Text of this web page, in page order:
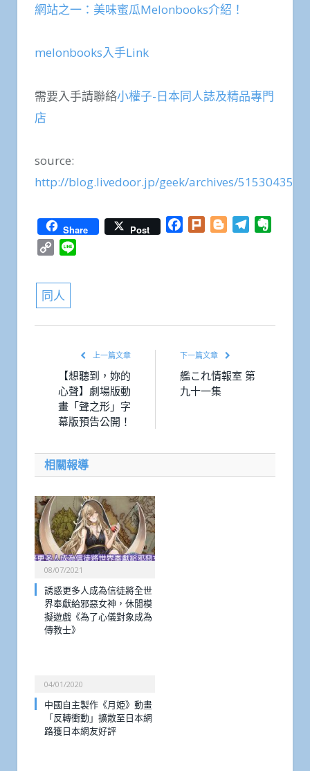
網站之一：美味蜜瓜Melonbooks介紹！
melonbooks入手Link
需要入手請聯絡小權子-日本同人誌及精品專門
店
source:
http://blog.livedoor.jp/geek/archives/
Share Post Facebook
Plurk BloggerTelegram
Copy
同人
上一篇文章
【想聽到，妳的
心聲】劇場版動
畫「聲之形」字
幕版預告公開！
下一篇文章
艦これ情報室 第
九十一集
相關報導
08/07/2021
誘惑更多人成為信徒將全世
界奉獻給邪惡女神，休閒模
擬遊戲《為了心儀對象成為
傳教士》
04/01/2020
中國自主製作《月姫》動畫
「反轉衝動」擴散至日本網
路獲日本網友好評